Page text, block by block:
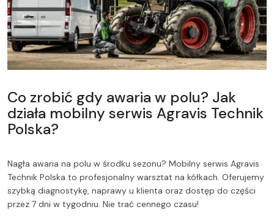
Co zrobić gdy awaria w polu? Jak
działa mobilny serwis Agravis Technik
Polska?
Nagła awaria na polu w środku sezonu? Mobilny serwis Agravis
Technik Polska to profesjonalny warsztat na kółkach. Oferujemy
szybką diagnostykę, naprawy u klienta oraz dostęp do części
przez 7 dni w tygodniu. Nie trać cennego czasu!